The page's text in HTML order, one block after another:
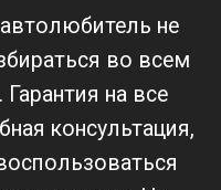
автолюбитель не
во всем
на все
консультация,